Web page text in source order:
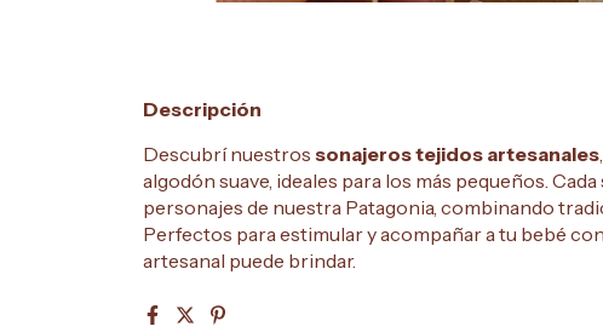
Descripción
Descubrí nuestros sonajeros tejidos artesanales
algodón suave, ideales para los más pequeños.
personajes de nuestra Patagonia, combinando
Perfectos para estimular y acompañar a tu bebé
artesanal puede brindar.